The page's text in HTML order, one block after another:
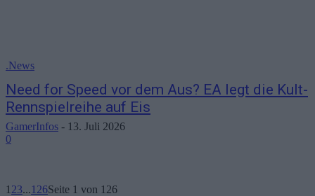
.News
Need for Speed vor dem Aus? EA legt die Kult-
Rennspielreihe auf Eis
GamerInfos - 13. Juli 2026
0
1 23...126Seite 1 von 126